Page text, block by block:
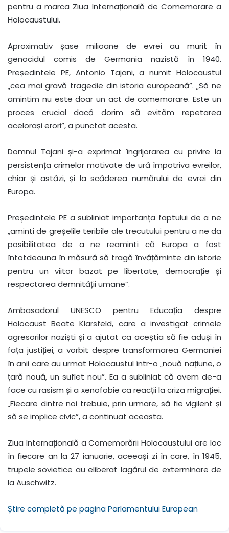
pentru a marca Ziua Internațională de Comemorare a
Holocaustului.
Aproximativ șase milioane de evrei au murit în
genocidul comis de Germania nazistă în 1940.
Președintele PE, Antonio Tajani, a numit Holocaustul
„cea mai gravă tragedie din istoria europeană”. „Să ne
amintim nu este doar un act de comemorare. Este un
proces crucial dacă dorim să evităm repetarea
acelorași erori”, a punctat acesta.
Domnul Tajani și-a exprimat îngrijorarea cu privire la
persistența crimelor motivate de ură împotriva evreilor,
chiar și astăzi, și la scăderea numărului de evrei din
Europa.
Președintele PE a subliniat importanța faptului de a ne
„aminti de greșelile teribile ale trecutului pentru a ne da
posibilitatea de a ne reaminti că Europa a fost
întotdeauna în măsură să tragă învățăminte din istorie
pentru un viitor bazat pe libertate, democrație și
respectarea demnității umane”.
Ambasadorul UNESCO pentru Educația despre
Holocaust Beate Klarsfeld, care a investigat crimele
agresorilor naziști și a ajutat ca aceștia să fie aduși în
fața justiției, a vorbit despre transformarea Germaniei
în anii care au urmat Holocaustul într-o „nouă națiune, o
țară nouă, un suflet nou”. Ea a subliniat că avem de-a
face cu rasism și a xenofobie ca reacții la criza migrației.
„Fiecare dintre noi trebuie, prin urmare, să fie vigilent și
să se implice civic”, a continuat aceasta.
Ziua Internațională a Comemorării Holocaustului are loc
în fiecare an la 27 ianuarie, aceeași zi în care, în 1945,
trupele sovietice au eliberat lagărul de exterminare de
la Auschwitz.
Știre completă pe pagina Parlamentului European